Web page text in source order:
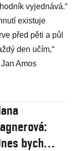
vyjednává.“
existuje
před pěti a půl
den učím,“
Amos
bych